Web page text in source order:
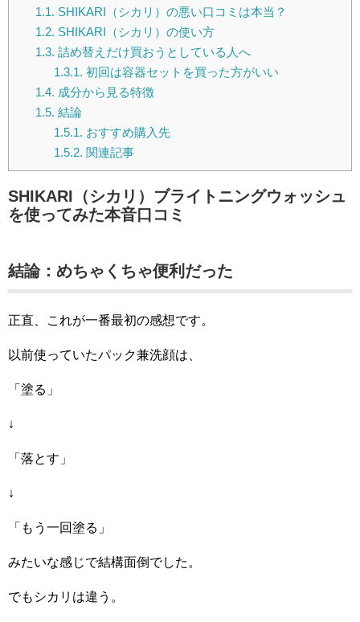
1.1. SHIKARI（シカリ）の悪い口コミは本当？
1.2. SHIKARI（シカリ）の使い方
1.3. 詰め替えだけ買おうとしている人へ
1.3.1. 初回は容器セットを買った方がいい
1.4. 成分から見る特徴
1.5. 結論
1.5.1. おすすめ購入先
1.5.2. 関連記事
SHIKARI（シカリ） ブライトニングウォッシュ
を使ってみた本音口コミ
結論：めちゃくちゃ便利だった
正直、これが一番最初の感想です。
以前使っていたパック兼洗顔は、
「塗る」
↓
「落とす」
↓
「もう一回塗る」
みたいな感じで結構面倒でした。
でもシカリは違う。